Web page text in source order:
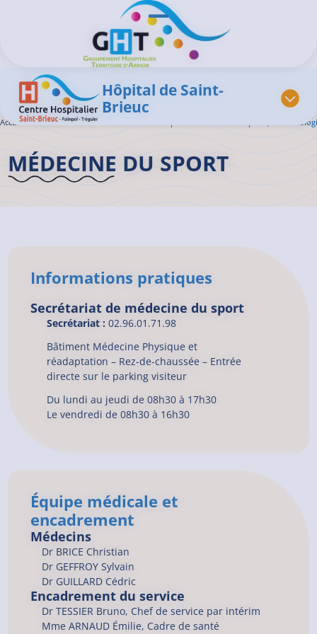
Ouvrir/Fermer le menu
Hôpital de Saint-
Brieuc
Accueil GHT>L'offre de soins Médecine du sport
MÉDECINE DU SPORT
Informations pratiques
Secrétariat de médecine du sport
Secrétariat : 02.96.01.71.98
Bâtiment Médecine Physique et
réadaptation – Rez-de-chaussée – Entrée
directe sur le parking visiteur
Du lundi au jeudi de 08h30 à 17h30
Le vendredi de 08h30 à 16h30
Équipe médicale et
encadrement
Médecins
Dr BRICE Christian
Dr GEFFROY Sylvain
Dr GUILLARD Cédric
Encadrement du service
Dr TESSIER Bruno, Chef de service par intérim
Mme ARNAUD Émilie, Cadre de santé
Panneau de gestion des cookies